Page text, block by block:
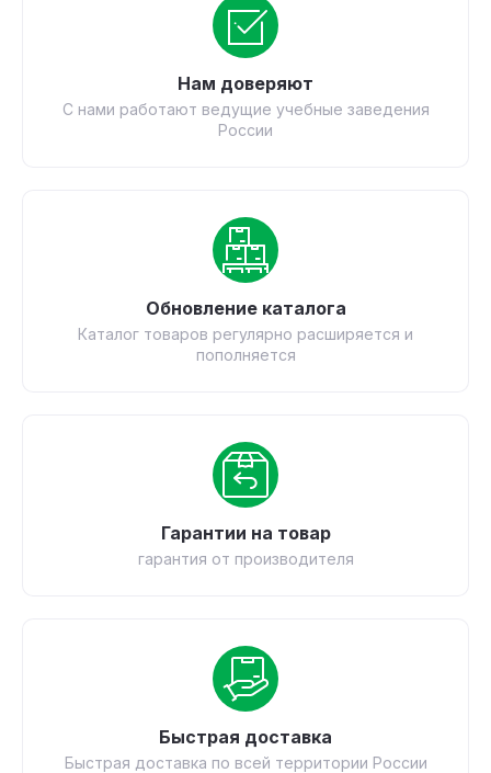
Нам доверяют
С нами работают ведущие учебные заведения
России
Обновление каталога
Каталог товаров регулярно расширяется и
пополняется
Гарантии на товар
гарантия от производителя
Быстрая доставка
Быстрая доставка по всей территории России